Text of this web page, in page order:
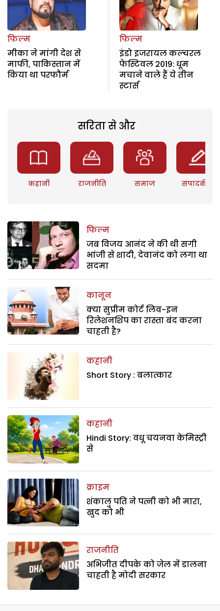
फिल्म
मीका ने मांगी देश से
माफी, पाकिस्तान में
किया था परफौर्म
फिल्म
इंडो इजरायल कल्चरल
फेस्टिवल 2019: धूम
मचाने वाले हैं ये तीन
स्टार्स
सरिता से और
कहानी राजनीति समाज संपादकीय
फिल्म
जब विजय आनंद ने की थी सगी
भांजी से शादी, देवानंद को लगा था
सदमा
कानून
क्या सुप्रीम कोर्ट लिव-इन
रिलेशनशिप का रास्ता बंद करना
चाहती है?
कहानी
Short Story : बलात्कार
कहानी
Hindi Story: वधू चयनवा केमिस्ट्री
से
क्राइम
शंकालु पति ने पत्नी को भी मारा,
खुद को भी
राजनीति
अभिजीत दीपके को जेल में डालना
चाहती है मोदी सरकार